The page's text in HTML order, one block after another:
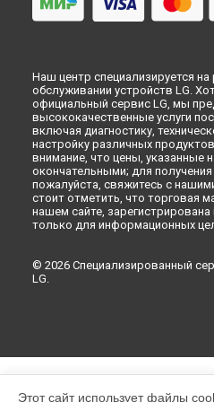
Наш центр специализируется на
обслуживании устройств LG.
официальный сервис LG, мы
высококачественные услуги
включая диагностику,
настройку различных
внимание, что цены, указанные
окончательными; для
пожалуйста, свяжитесь с
стоит отметить, что торговая
нашем сайте, зарегистрирована
только для информационных
© 2026 Специализированный
LG.
Этот сайт использует файлы